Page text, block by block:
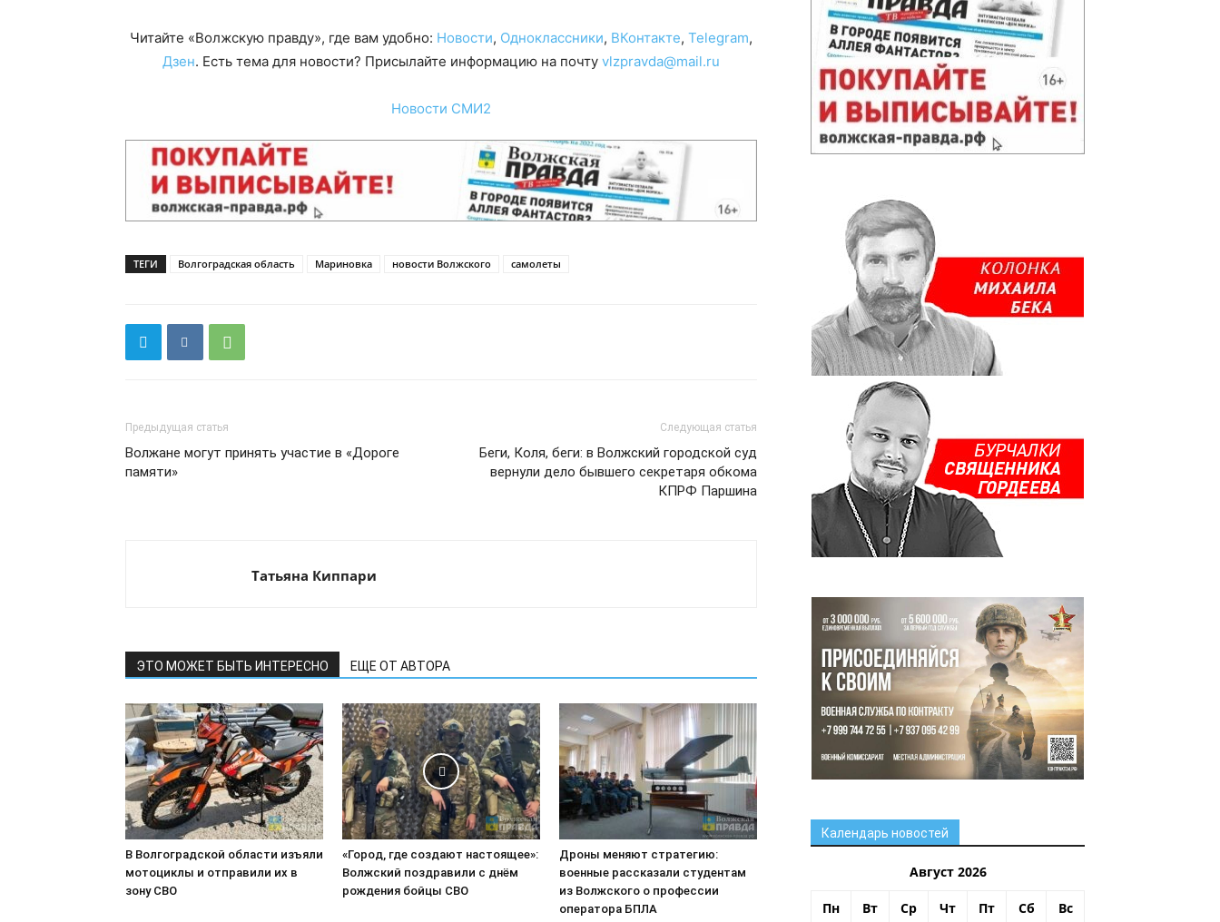
Читайте «Волжскую правду», где вам удобно: Новости, Одноклассники, ВКонтакте, Telegram,
Дзен. Есть тема для новости? Присылайте информацию на почту vlzpravda@mail.ru
Новости СМИ2
ТЕГИ Волгоградская область Мариновка новости Волжского самолеты
Предыдущая статья
Волжане могут принять участие в «Дороге
памяти»
Следующая статья
Беги, Коля, беги: в Волжский городской суд
вернули дело бывшего секретаря обкома
КПРФ Паршина
Татьяна Киппари
ЭТО МОЖЕТ БЫТЬ ИНТЕРЕСНО ЕЩЕ ОТ АВТОРА
В Волгоградской области изъяли
мотоциклы и отправили их в
зону СВО
«Город, где создают настоящее»:
Волжский поздравили с днём
рождения бойцы СВО
Дроны меняют стратегию:
военные рассказали студентам
из Волжского о профессии
оператора БПЛА
Календарь новостей
Август 2026
Пн Вт Ср Чт Пт Сб Вс